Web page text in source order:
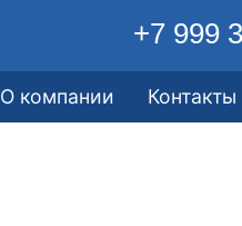
+7 999
О компании Контакты